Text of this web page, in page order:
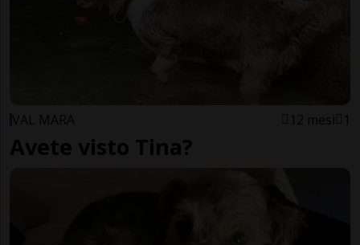
VAL MARA 12 mesi 1
Avete visto Tina?